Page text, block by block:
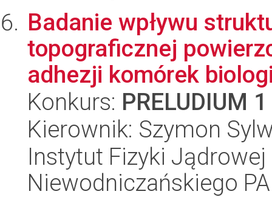
Badanie wpływu
topograficznej
adhezji komórek
Konkurs: PRELUDIUM 1
Kierownik: Szymon
Instytut Fizyki
Niewodniczańskiego